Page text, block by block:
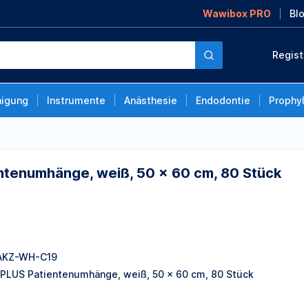
Wawibox PRO
Instrumente Anästhesie Endodontie
50 x 60 cm,
weiß, 50 x 60 cm, 80 Stück
WH-C19
PLUS Patientenumhänge, weiß, 50 x 60 cm, 80 Stück